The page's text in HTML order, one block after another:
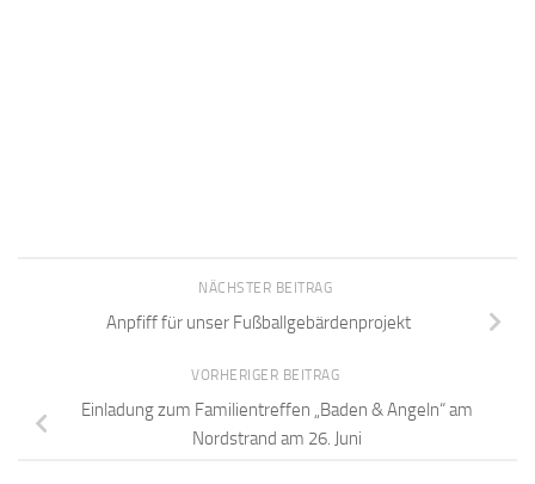
NÄCHSTER BEITRAG
Anpfiff für unser Fußballgebärdenprojekt
VORHERIGER BEITRAG
Einladung zum Familientreffen „Baden & Angeln“ am
Nordstrand am 26. Juni